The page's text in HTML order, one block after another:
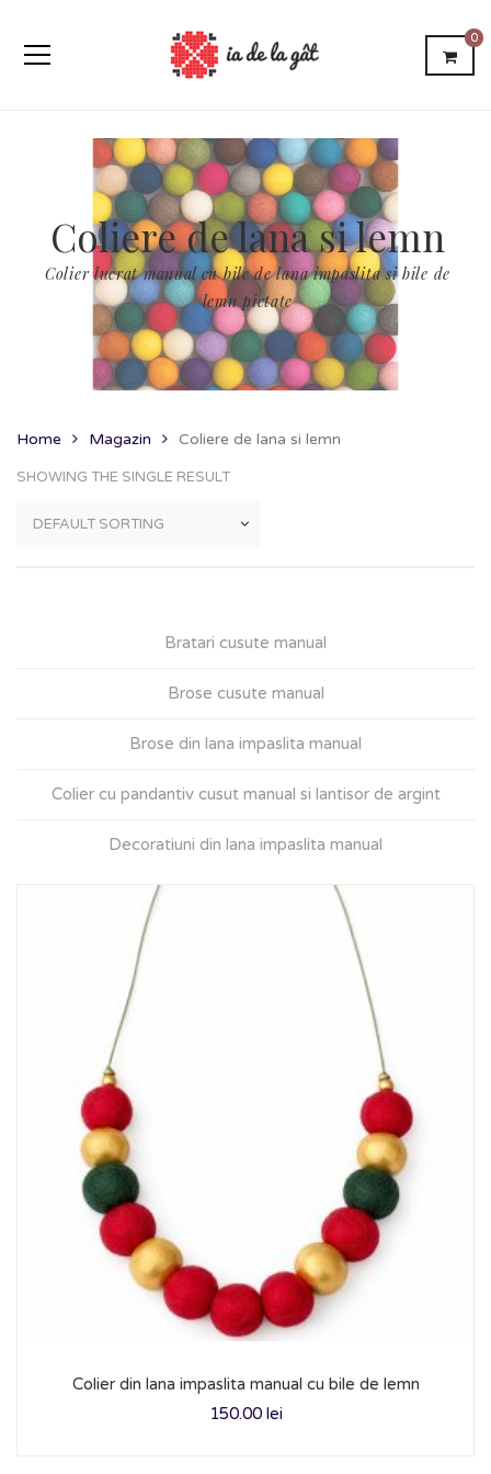
0
Coliere de lana si lemn
Colier lucrat manual cu bile de lana impaslita si bile de
lemn pictate
Home Magazin Coliere de lana si lemn
SHOWING THE SINGLE RESULT
Bratari cusute manual
Brose cusute manual
Brose din lana impaslita manual
Colier cu pandantiv cusut manual si lantisor de argint
Decoratiuni din lana impaslita manual
Colier din lana impaslita manual cu bile de lemn
150.00 lei